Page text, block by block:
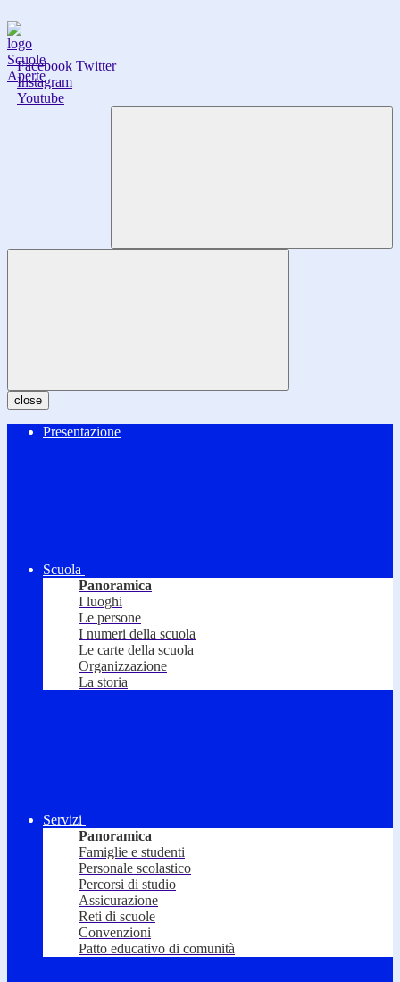
Facebook Twitter
Instagram
Youtube
close
Presentazione
Scuola
Panoramica
I luoghi
Le persone
I numeri della scuola
Le carte della scuola
Organizzazione
La storia
Servizi
Panoramica
Famiglie e studenti
Personale scolastico
Percorsi di studio
Assicurazione
Reti di scuole
Convenzioni
Patto educativo di comunità